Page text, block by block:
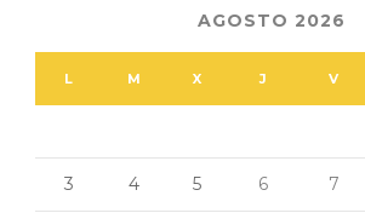
AGOSTO 2026
L M X J V
3 4 5 6 7